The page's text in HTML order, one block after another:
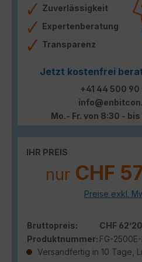
Zuverlässigkeit
Expertenberatung
Transparenz
Jetzt kostenfrei
+41 44 500 90
Mo.- Fr. von 8:30 - bis
IHR PREIS
nur CHF
Preise exkl.
Bruttopreis:
CHF
Produktnummer: FG-
Versandfertig in 10 Tage,